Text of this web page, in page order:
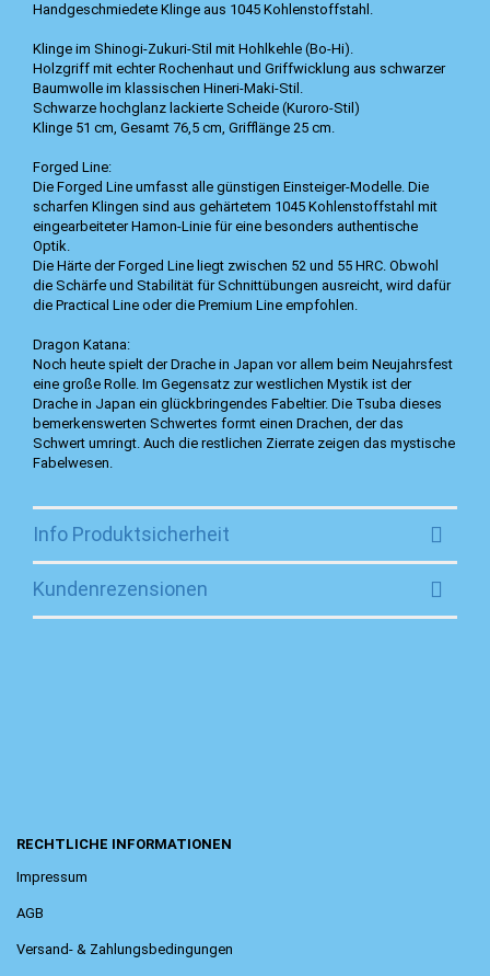
Handgeschmiedete Klinge aus 1045 Kohlenstoffstahl.
Klinge im Shinogi-Zukuri-Stil mit Hohlkehle (Bo-Hi).
Holzgriff mit echter Rochenhaut und Griffwicklung aus schwarzer
Baumwolle im klassischen Hineri-Maki-Stil.
Schwarze hochglanz lackierte Scheide (Kuroro-Stil)
Klinge 51 cm, Gesamt 76,5 cm, Grifflänge 25 cm.
Forged Line:
Die Forged Line umfasst alle günstigen Einsteiger-Modelle. Die
scharfen Klingen sind aus gehärtetem 1045 Kohlenstoffstahl mit
eingearbeiteter Hamon-Linie für eine besonders authentische
Optik.
Die Härte der Forged Line liegt zwischen 52 und 55 HRC. Obwohl
die Schärfe und Stabilität für Schnittübungen ausreicht, wird dafür
die Practical Line oder die Premium Line empfohlen.
Dragon Katana:
Noch heute spielt der Drache in Japan vor allem beim Neujahrsfest
eine große Rolle. Im Gegensatz zur westlichen Mystik ist der
Drache in Japan ein glückbringendes Fabeltier. Die Tsuba dieses
bemerkenswerten Schwertes formt einen Drachen, der das
Schwert umringt. Auch die restlichen Zierrate zeigen das mystische
Fabelwesen.
Info Produktsicherheit
Kundenrezensionen
RECHTLICHE INFORMATIONEN
Impressum
AGB
Versand- & Zahlungsbedingungen